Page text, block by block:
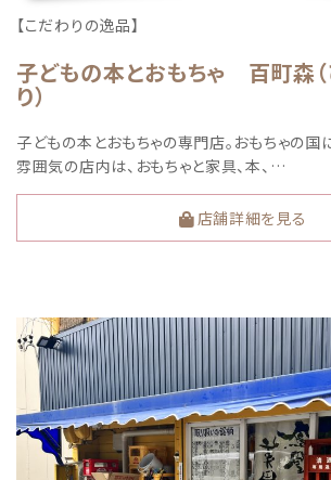
【こだわりの逸品】
子どもの本とおもちゃ 百町森（
り）
子どもの本とおもちゃの専門店。おもちゃの国
雰囲気の店内は、おもちゃと家具、本、…
店舗詳細を見る